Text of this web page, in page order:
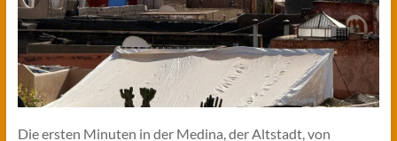
Die ersten Minuten in der Medina, der Altstadt, von